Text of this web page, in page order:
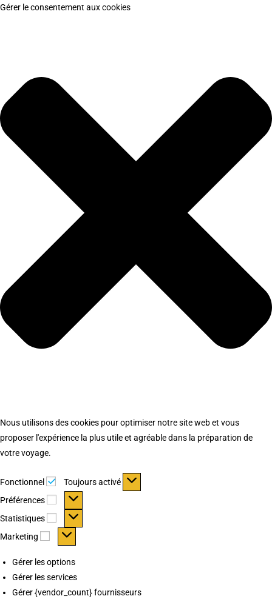
Gérer le consentement aux cookies
Nous utilisons des cookies pour optimiser notre site web et vous
proposer l'expérience la plus utile et agréable dans la préparation de
votre voyage.
Fonctionnel Fonctionnel
Toujours activé
Préférences
Préférences
Statistiques Statistiques
Marketing Marketing
Gérer les options
Gérer les services
Gérer {vendor_count} fournisseurs